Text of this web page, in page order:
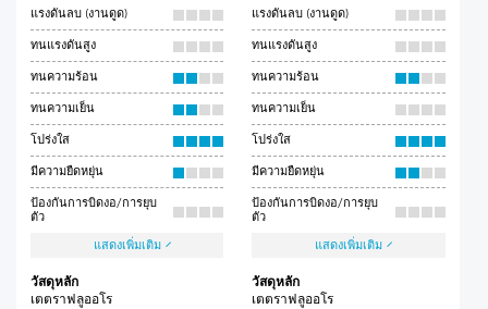
แรงดันลบ (งานดูด)
ทนแรงดันสูง
ทนความร้อน
ทนความเย็น
โปร่งใส
มีความยืดหยุ่น
ป้องกันการบิดงอ/การยุบ
ตัว
แสดงเพิ่มเติม
วัสดุหลัก
เตตราฟลูออโร
แรงดันลบ (งานดูด)
ทนแรงดันสูง
ทนความร้อน
ทนความเย็น
โปร่งใส
มีความยืดหยุ่น
ป้องกันการบิดงอ/การยุบ
ตัว
แสดงเพิ่มเติม
วัสดุหลัก
เตตราฟลูออโร